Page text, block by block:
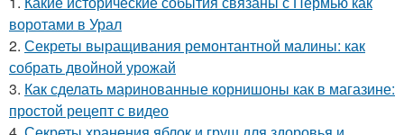
воротами в Урал
2. Секреты выращивания ремонтантной малины: как
собрать двойной урожай
3. Как сделать маринованные корнишоны как в магазине:
простой рецепт с видео